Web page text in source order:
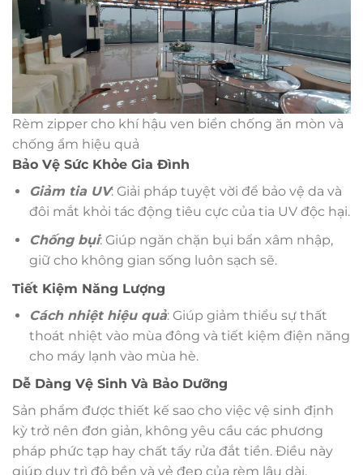
Rèm zipper cho khí hậu ven biển chống ăn mòn và
chống ẩm hiệu quả
Bảo Vệ Sức Khỏe Gia Đình
Giảm tia UV: Giải pháp tuyệt vời để bảo vệ da và
đôi mắt khỏi tác động tiêu cực của tia UV độc hại.
Chống bụi: Giúp ngăn chặn bụi bẩn xâm nhập,
giữ cho không gian sống luôn sạch sẽ.
Tiết Kiệm Năng Lượng
Cách nhiệt hiệu quả: Giúp giảm thiểu sự thất
thoát nhiệt vào mùa đông và tiết kiệm điện năng
cho máy lạnh vào mùa hè.
Dễ Dàng Vệ Sinh Và Bảo Dưỡng
Sản phẩm được thiết kế sao cho việc vệ sinh định
kỳ trở nên đơn giản, không yêu cầu các phương
pháp phức tạp hay chất tẩy rửa đắt tiền. Điều này
giúp duy trì độ bền và vẻ đẹp của rèm lâu dài.